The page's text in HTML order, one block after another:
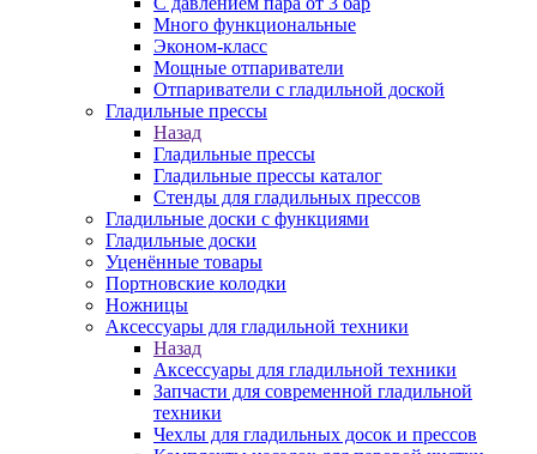
Много функциональные
Эконом-класс
Мощные отпариватели
Отпариватели с гладильной доской
Гладильные прессы
Назад
Гладильные прессы
Гладильные прессы каталог
Стенды для гладильных прессов
Гладильные доски с функциями
Гладильные доски
Уценённые товары
Портновские колодки
Ножницы
Аксессуары для гладильной техники
Назад
Аксессуары для гладильной техники
Запчасти для современной гладильной
техники
Чехлы для гладильных досок и прессов